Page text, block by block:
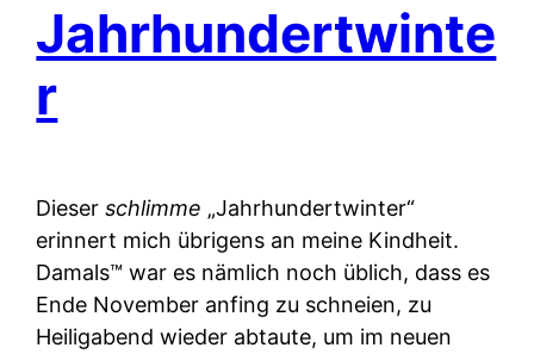
Jahrhundertwinte
r
Dieserschlimme „Jahrhundertwinter“
erinnert mich übrigens an meine Kindheit.
Damals™ war es nämlich noch üblich, dass es
Ende November anfing zu schneien, zu
Heiligabend wieder abtaute, um im neuen